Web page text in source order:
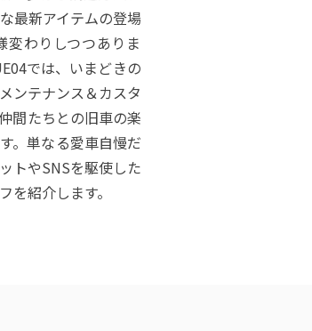
最新アイテムの登場
変わりしつつありま
では、いまどきの
ンテナンス＆カスタ
間たちとの旧車の楽
。単なる愛車自慢だ
トやSNSを駆使した
紹介します。